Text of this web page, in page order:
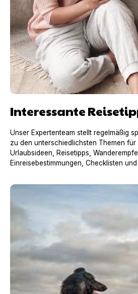
Interessante
Unser Expertenteam stellt regelmäßig
zu den unterschiedlichsten Themen für
Urlaubsideen, Reisetipps,
Einreisebestimmungen, Checklisten
Urlaub mit Hund in Frankreich